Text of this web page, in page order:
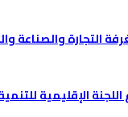
الإقليمية